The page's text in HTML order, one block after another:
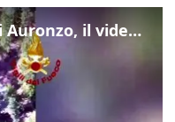
Frana lambisce le case di Auronzo, il video dall'elicottero dei vigili del fuoco